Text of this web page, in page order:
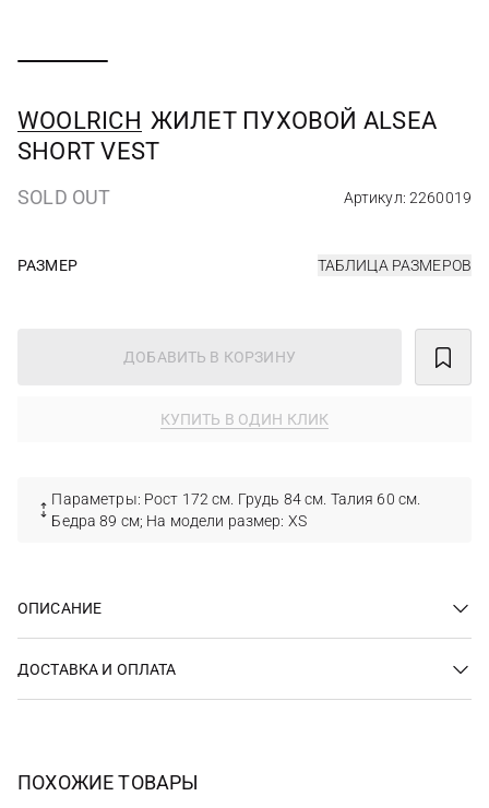
WOOLRICH ЖИЛЕТ ПУХОВОЙ ALSEA
SHORT VEST
SOLD OUT Артикул: 2260019
РАЗМЕР ТАБЛИЦА РАЗМЕРОВ
ДОБАВИТЬ В КОРЗИНУ
КУПИТЬ В ОДИН КЛИК
Параметры: Рост 172 см. Грудь 84 см. Талия 60 см.
Бедра 89 см; На модели размер: XS
ОПИСАНИЕ
ДОСТАВКА И ОПЛАТА
ПОХОЖИЕ ТОВАРЫ